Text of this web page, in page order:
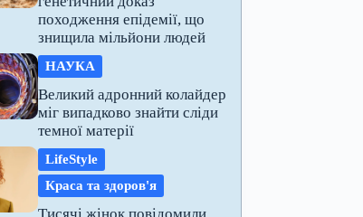
походження епідемії, що
знищила мільйони людей
НАУКА
Великий адронний колайдер
міг випадково знайти сліди
темної матерії
LifeStyle
Краса та здоров'я